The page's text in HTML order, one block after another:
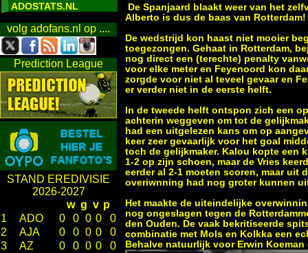
ADOSTATS.NL
volg adofans.nl op ....
Prediction League
STAND EREDIVISIE
2026-2027
w g v p
1
ADO 0 0 0 0
0
2
AJA 0 0 0 0
0
3
AZ 0 0 0 0
0
De Spanjaard blaakt weer van het
Alberto is dus de baas van Rotterdam!
De wedstrijd kon haast niet mooier
toegezongen. Gehaat in Rotterdam,
nog direct een (terechte) penalty
voor elke meter en Feyenoord kon
zorgde voor niet al teveel gevaar en
er verder niet in de eerste helft.
In de tweede helft ontspon zich een
achterin weggeven om tot de
had een uitgelezen kans om op
keer zeer gevaarlijk voor het goal
toch de gelijkmaker. Kalou kopte een
1-2 op zijn schoen, maar de Vries
eerder al 2-1 moeten scoren, maar uit
overiwnning had nog groter kunnen
Het maakte de uiteindelijke
nog ongeslagen tegen de
den Ouden. De vaak bekritiseerde
combinatie met Mols en Kolkka een
Behalve natuurlijk voor Erwin